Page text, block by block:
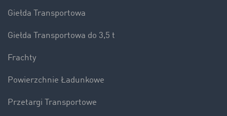
Giełda Transportowa
Giełda Transportowa do 3,5 t
Frachty
Powierzchnie Ładunkowe
Przetargi Transportowe